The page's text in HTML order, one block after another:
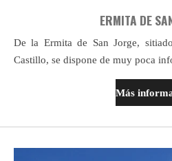
ERMITA DE
De la Ermita de San Jorge,
Castillo, se dispone de muy poca
Más